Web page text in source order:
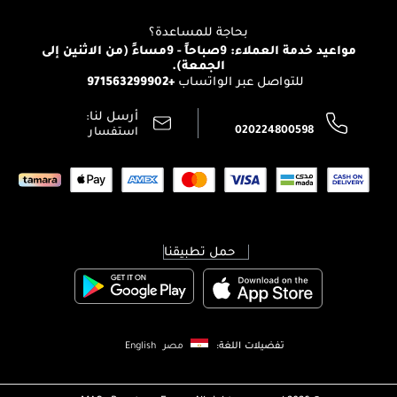
الإرجاع
الوظائف
الشروط و الأحكام
بحاجة للمساعدة؟
مواعيد خدمة العملاء: 9صباحاً - 9مساءً (من الاثنين إلى
الجمعة).
للتواصل عبر الواتساب+971563299902
020224800598
أرسل لنا:
استفسار
حمل تطبيقنا
تفضيلات اللغة: مصر English